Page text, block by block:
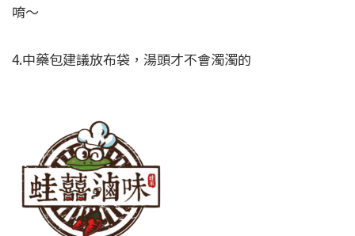
唷～
4.中藥包建議放布袋，湯頭才不會濁濁的